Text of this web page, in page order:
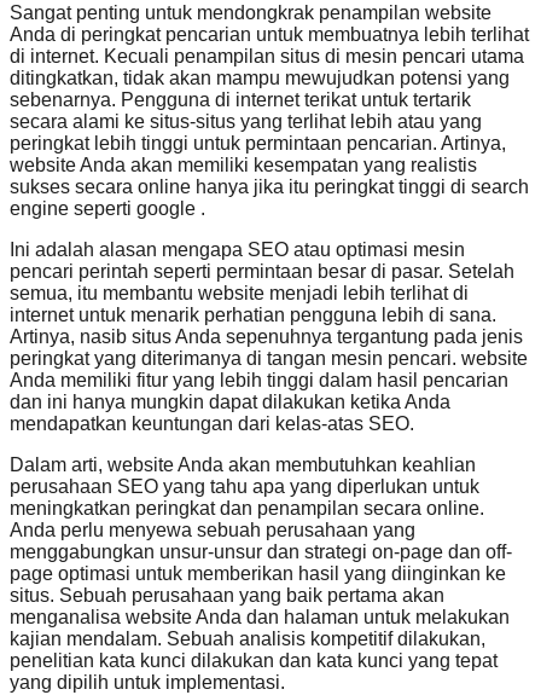
Sangat penting untuk mendongkrak penampilan website
Anda di peringkat pencarian untuk membuatnya lebih terlihat
di internet. Kecuali penampilan situs di mesin pencari utama
ditingkatkan, tidak akan mampu mewujudkan potensi yang
sebenarnya. Pengguna di internet terikat untuk tertarik
secara alami ke situs-situs yang terlihat lebih atau yang
peringkat lebih tinggi untuk permintaan pencarian. Artinya,
website Anda akan memiliki kesempatan yang realistis
sukses secara online hanya jika itu peringkat tinggi di search
engine seperti google .
Ini adalah alasan mengapa SEO atau optimasi mesin
pencari perintah seperti permintaan besar di pasar. Setelah
semua, itu membantu website menjadi lebih terlihat di
internet untuk menarik perhatian pengguna lebih di sana.
Artinya, nasib situs Anda sepenuhnya tergantung pada jenis
peringkat yang diterimanya di tangan mesin pencari. website
Anda memiliki fitur yang lebih tinggi dalam hasil pencarian
dan ini hanya mungkin dapat dilakukan ketika Anda
mendapatkan keuntungan dari kelas-atas SEO.
Dalam arti, website Anda akan membutuhkan keahlian
perusahaan SEO yang tahu apa yang diperlukan untuk
meningkatkan peringkat dan penampilan secara online.
Anda perlu menyewa sebuah perusahaan yang
menggabungkan unsur-unsur dan strategi on-page dan off-
page optimasi untuk memberikan hasil yang diinginkan ke
situs. Sebuah perusahaan yang baik pertama akan
menganalisa website Anda dan halaman untuk melakukan
kajian mendalam. Sebuah analisis kompetitif dilakukan,
penelitian kata kunci dilakukan dan kata kunci yang tepat
yang dipilih untuk implementasi.